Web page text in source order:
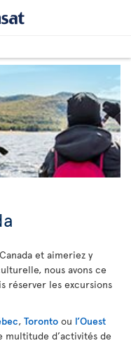
et aimeriez y
nous avons ce
réserver les excursions
, Toronto ou l’Ouest
d’activités de